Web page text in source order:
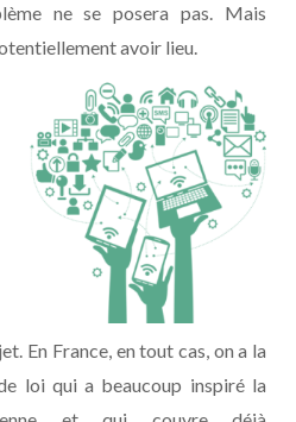
ne se posera pas. Mais
avoir lieu.
En France, en tout cas, on a la
loi qui a beaucoup inspiré la